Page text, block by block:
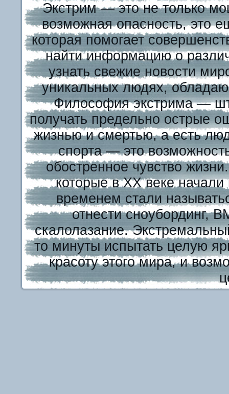
Экстрим — это не только
возможная опасность, это
которая помогает
найти информацию о
узнать свежие новости
уникальных людях,
Философия экстрима —
получать предельно острые
жизнью и смертью, а есть
спорта — это
обостренное чувство
которые в XX веке начали
временем стали
отнести сноубординг,
скалолазание.
то минуты испытать целую
красоту этого мира, и